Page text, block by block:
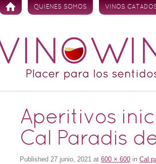
Skip to content
QUIENES SOMOS VINOS
Aperitivos
Cal Paradis
Published27 junio, 2021 at600 × 600 inCal